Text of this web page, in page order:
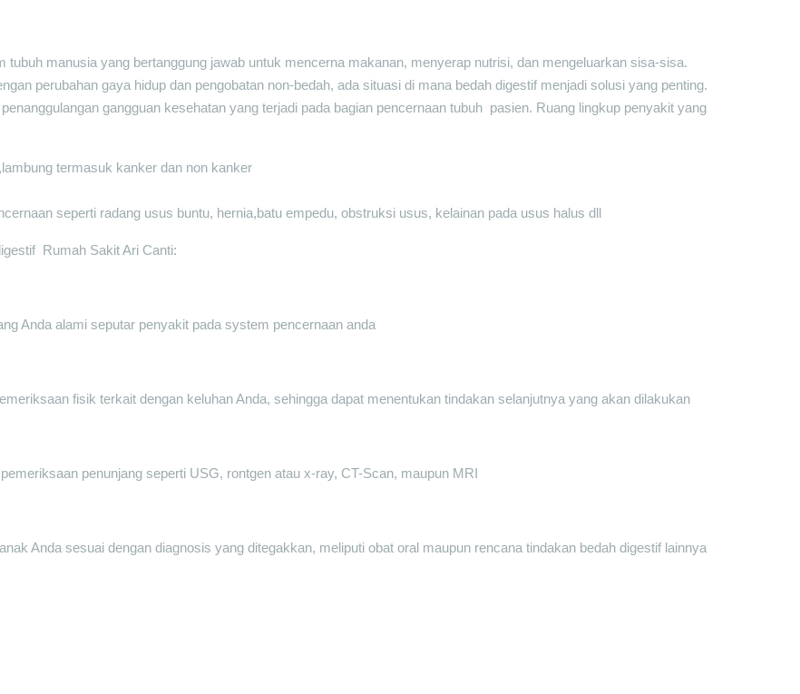
manusia yang bertanggung jawab untuk mencerna makanan, menyerap nutrisi, dan mengeluarkan sisa-sisa.
perubahan gaya hidup dan pengobatan non-bedah, ada situasi di mana bedah digestif menjadi solusi yang penting.
gangguan kesehatan yang terjadi pada bagian pencernaan tubuh pasien. Ruang lingkup penyakit yang
termasuk kanker dan non kanker
seperti radang usus buntu, hernia,batu empedu, obstruksi usus, kelainan pada usus halus dll
Rumah Sakit Ari Canti:
Anda alami seputar penyakit pada system pencernaan anda
fisik terkait dengan keluhan Anda, sehingga dapat menentukan tindakan selanjutnya yang akan dilakukan
penunjang seperti USG, rontgen atau x-ray, CT-Scan, maupun MRI
Anda sesuai dengan diagnosis yang ditegakkan, meliputi obat oral maupun rencana tindakan bedah digestif lainnya